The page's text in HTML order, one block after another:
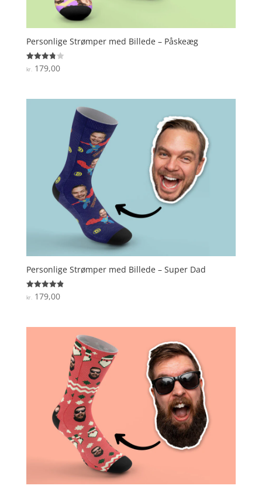
Personlige Strømper med Billede – Påskeæg
Vurderet
3.8
kr.179,00
Personlige Strømper med Billede – Super Dad
Vurderet
4.9
kr. 179,00